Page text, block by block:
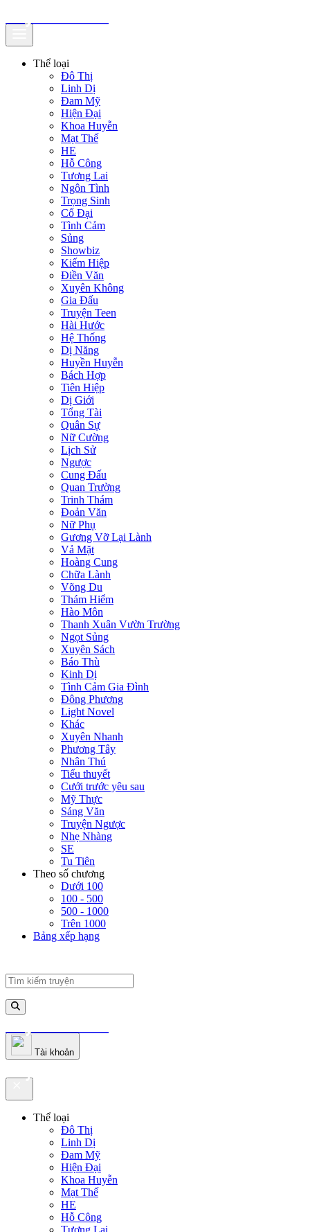
Thể loại
Đô Thị
Linh Dị
Đam Mỹ
Hiện Đại
Khoa Huyễn
Mạt Thế
HE
Hỗ Công
Tương Lai
Ngôn Tình
Trọng Sinh
Cổ Đại
Tình Cảm
Sủng
Showbiz
Kiếm Hiệp
Điền Văn
Xuyên Không
Gia Đấu
Truyện Teen
Hài Hước
Hệ Thống
Dị Năng
Huyền Huyễn
Bách Hợp
Tiên Hiệp
Dị Giới
Tổng Tài
Quân Sự
Nữ Cường
Lịch Sử
Ngược
Cung Đấu
Quan Trường
Trinh Thám
Đoản Văn
Nữ Phụ
Gương Vỡ Lại Lành
Vả Mặt
Hoàng Cung
Chữa Lành
Võng Du
Thám Hiểm
Hào Môn
Thanh Xuân Vườn Trường
Ngọt Sủng
Xuyên Sách
Báo Thù
Kinh Dị
Tình Cảm Gia Đình
Đông Phương
Light Novel
Khác
Xuyên Nhanh
Phương Tây
Nhân Thú
Tiểu thuyết
Cưới trước yêu sau
Mỹ Thực
Sảng Văn
Truyện Ngược
Nhẹ Nhàng
SE
Tu Tiên
Theo số chương
Dưới 100
100 - 500
500 - 1000
Trên 1000
Bảng xếp hạng
truyenfullz.com
Tài khoản
truyenfullz.com
Thể loại
Đô Thị
Linh Dị
Đam Mỹ
Hiện Đại
Khoa Huyễn
Mạt Thế
HE
Hỗ Công